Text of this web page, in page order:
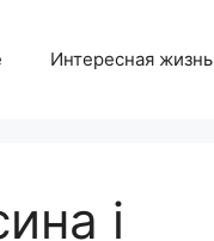
Интересная жизнь
і